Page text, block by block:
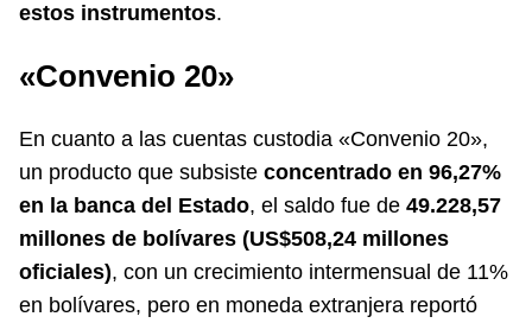
estos instrumentos.
«Convenio 20»
En cuanto a las cuentas custodia «Convenio 20»,
un producto que subsiste concentrado en 96,27%
en la banca del Estado, el saldo fue de 49.228,57
millones de bolívares (US$508,24 millones
oficiales), con un crecimiento intermensual de 11%
en bolívares, pero en moneda extranjera reportó